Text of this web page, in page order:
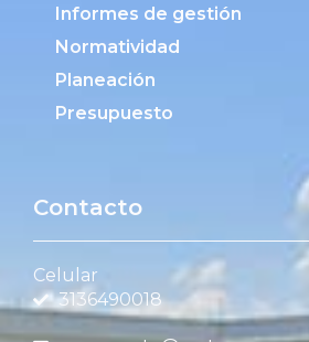
Informes de gestión
Normatividad
Planeación
Presupuesto
Contacto
Celular
3136490018